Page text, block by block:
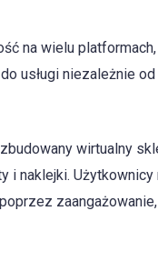
na wielu
usługi niezależnie
wirtualny
i naklejki.